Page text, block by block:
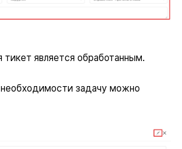
тикет является обработанным.
задачу можно